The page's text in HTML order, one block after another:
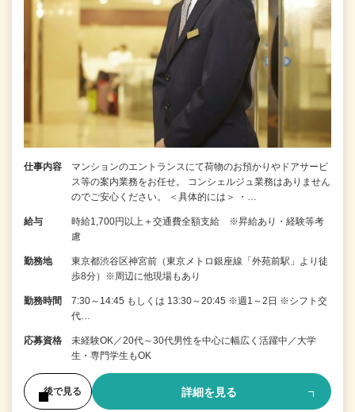
仕事内容
マンションのエントランスにて荷物のお預かりやドアサービ
ス等の案内業務をお任せ。 コンシェルジュ業務はありません
のでご安心ください。 ＜具体的には＞ ・…
給与
時給1,700円以上＋交通費全額支給 ※昇給あり・経験等考
慮
勤務地
東京都渋谷区神宮前（東京メトロ銀座線「外苑前駅」より徒
歩8分）※周辺に他現場もあり
勤務時間
7:30～14:45 もしくは 13:30～20:45 ※週1～2日 ※シフト交
代…
応募資格
未経験OK／20代～30代男性を中心に幅広く活躍中／大学
生・専門学生もOK
後で見る 詳細を見る